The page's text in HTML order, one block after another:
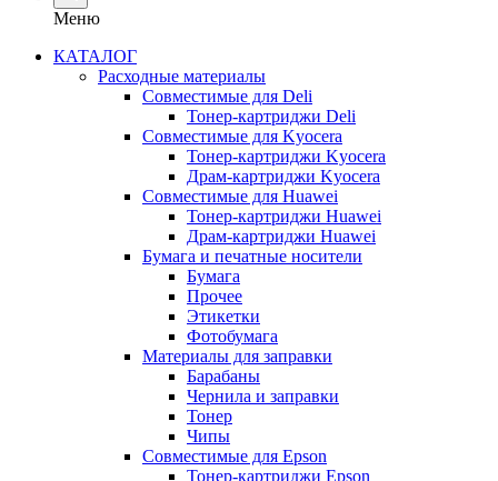
Меню
КАТАЛОГ
Расходные материалы
Совместимые для Deli
Тонер-картриджи Deli
Совместимые для Kyocera
Тонер-картриджи Kyocera
Драм-картриджи Kyocera
Совместимые для Huawei
Тонер-картриджи Huawei
Драм-картриджи Huawei
Бумага и печатные носители
Бумага
Прочее
Этикетки
Фотобумага
Материалы для заправки
Барабаны
Чернила и заправки
Тонер
Чипы
Совместимые для Epson
Тонер-картриджи Epson